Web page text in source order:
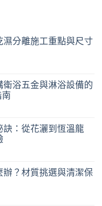
分離施工重點與尺寸
浴五金與淋浴設備的
：從花灑到恆溫龍
？材質挑選與清潔保